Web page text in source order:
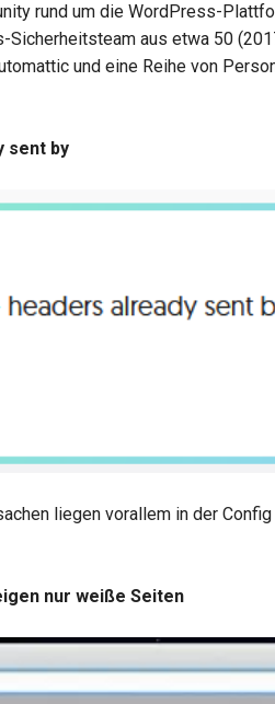
rund um die WordPress-
aus etwa 50
und eine Reihe von
sent by
liegen vorallem in der
nur weiße Seiten